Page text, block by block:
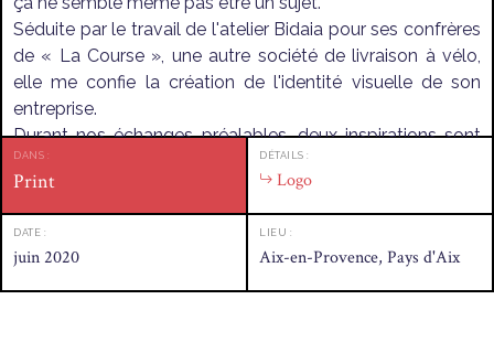
Séduite par le travail de l'atelier Bidaia pour ses confrères
de « La Course », une autre société de livraison à vélo,
elle me confie la création de l'identité visuelle de son
entreprise.
Durant nos échanges préalables, deux inspirations sont
rapidement identifiées : l'esthétique des publicités dans
les années 20, et les couleurs plus « yolo » des années
80.
Le grand écart ? Peut-être, mais pas inconciliable pour
autant !
DANS :
Print
DÉTAILS :
Logo
DATE :
juin 2020
LIEU :
Aix-en-Provence, Pays d'Aix